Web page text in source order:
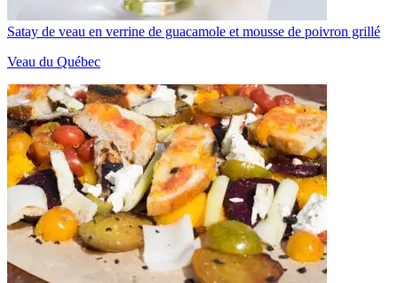
Satay de veau en verrine de guacamole et mousse de poivron grillé
Veau du Québec